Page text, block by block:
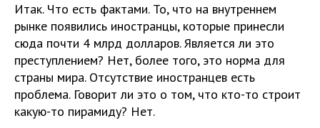
Итак. Что есть фактами. То, что на внутреннем
рынке появились иностранцы, которые принесли
сюда почти 4 млрд долларов. Является ли это
преступлением? Нет, более того, это норма для
страны мира. Отсутствие иностранцев есть
проблема. Говорит ли это о том, что кто-то строит
какую-то пирамиду? Нет.